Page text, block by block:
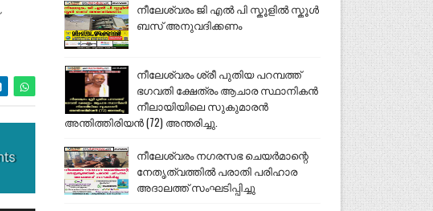
നീലേശ്വരം ജി എൽ പി സ്കൂളിൽ സ്കൂൾ
ബസ് അനുവദിക്കണം
നീലേശ്വരം ശ്രീ പുതിയ പറമ്പത്ത്
ഭഗവതി ക്ഷേത്രം ആചാര സ്ഥാനികൻ
നീലായിയിലെ സുകുമാരൻ
അന്തിത്തിരിയൻ (72) അന്തരിച്ചു.
നീലേശ്വരം നഗരസഭ ചെയർമാന്റെ
നേതൃത്വത്തിൽ പരാതി പരിഹാര
അദാലത്ത് സംഘടിപ്പിച്ചു